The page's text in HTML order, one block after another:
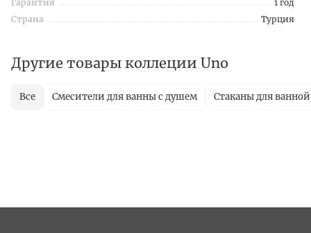
Гарантия
1 год
Страна
Турция
Другие товары коллеции Uno
Все Смесители для ванны с душем Стаканы для ванной